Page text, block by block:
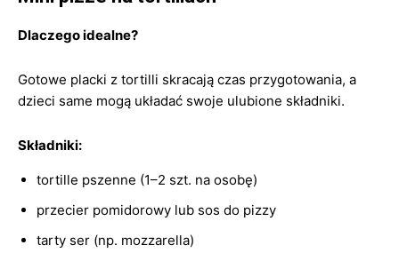
Dlaczego idealne?
Gotowe placki z tortilli skracają czas przygotowania, a
dzieci same mogą układać swoje ulubione składniki.
Składniki:
tortille pszenne (1–2 szt. na osobę)
przecier pomidorowy lub sos do pizzy
tarty ser (np. mozzarella)